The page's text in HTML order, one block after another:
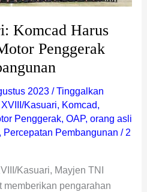
Komcad Harus
Penggerak
2023 / Tinggalkan
Kasuari, Komcad,
Penggerak, OAP, orang asli
, Percepatan Pembangunan / 2
Kasuari, Mayjen TNI
memberikan pengarahan